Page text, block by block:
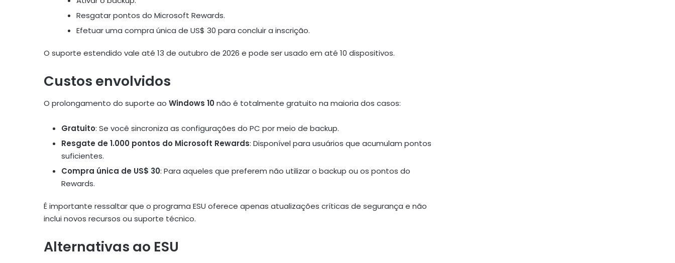
Resgatar pontos do Microsoft Rewards.
Efetuar uma compra única de US$ 30 para concluir a inscrição.
O suporte estendido vale até 13 de outubro de 2026 e pode ser usado em até 10 dispositivos.
Custos envolvidos
O prolongamento do suporte ao Windows 10não é totalmente gratuito na maioria dos casos:
Gratuito: Se você sincroniza as configurações do PC por meio de backup.
Resgate de 1.000 pontos do Microsoft Rewards: Disponível para usuários que acumulam pontos
suficientes.
Compra única de US$ 30: Para aqueles que preferem não utilizar o backup ou os pontos do
Rewards.
É importante ressaltar que o programa ESU oferece apenas atualizações críticas de segurança e não
inclui novos recursos ou suporte técnico.
Alternativas ao ESU